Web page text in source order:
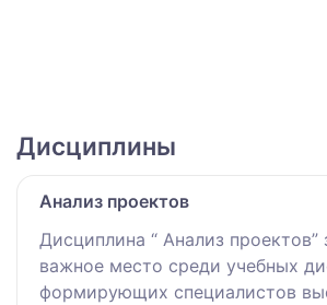
Дисциплины
Анализ проектов
Дисциплина “ Анализ проектов”
важное место среди учебных
формирующих специалистов